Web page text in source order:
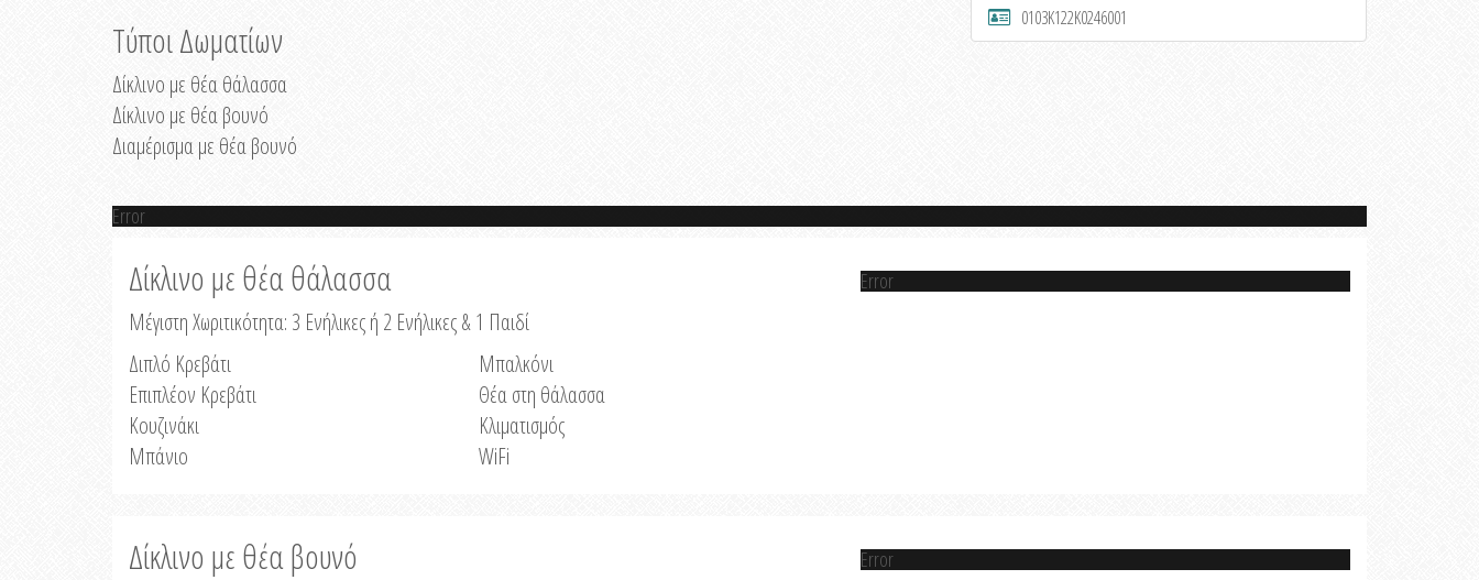
Τύποι Δωματίων
Δίκλινο με θέα θάλασσα
Δίκλινο με θέα βουνό
Διαμέρισμα με θέα βουνό
0103K122K0246001
Error
Δίκλινο με θέα θάλασσα
Μέγιστη Χωριτικότητα: 3 Ενήλικες ή 2 Ενήλικες & 1 Παιδί
Διπλό Κρεβάτι
Επιπλέον Κρεβάτι
Κουζινάκι
Μπάνιο
Μπαλκόνι
Θέα στη θάλασσα
Κλιματισμός
WiFi
Error
Δίκλινο με θέα βουνό Error